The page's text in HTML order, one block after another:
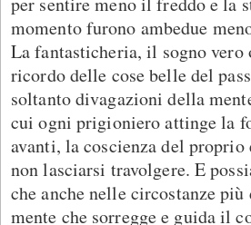
momento furono ambedue
La fantasticheria, il sogno
ricordo delle cose belle del
soltanto divagazioni della
cui ogni prigioniero attinge la
avanti, la coscienza del
non lasciarsi travolgere. E
che anche nelle circostanze più
mente che sorregge e guida il